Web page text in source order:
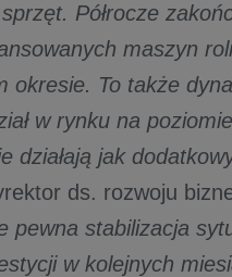
Półrocze
maszyn
okresie. To także
w rynku na
działają jak
ds. rozwoju
pewna stabilizacja
w kolejnych